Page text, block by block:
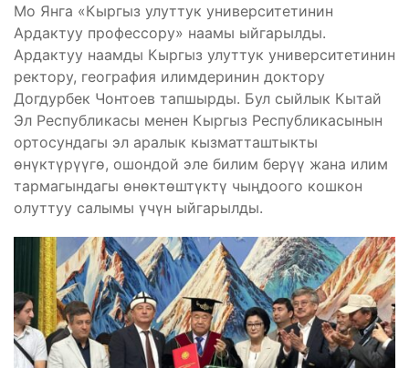
Мо Янга «Кыргыз улуттук университетинин
Ардактуу профессору» наамы ыйгарылды.
Ардактуу наамды Кыргыз улуттук университетинин
ректору, география илимдеринин доктору
Догдурбек Чонтоев тапшырды. Бул сыйлык Кытай
Эл Республикасы менен Кыргыз Республикасынын
ортосундагы эл аралык кызматташтыкты
өнүктүрүүгө, ошондой эле билим берүү жана илим
тармагындагы өнөктөштүктү чыңдоого кошкон
олуттуу салымы үчүн ыйгарылды.